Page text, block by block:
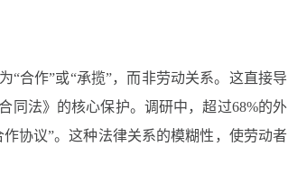
合作”或“承揽”，而非劳动关系。这直接导
同法》的核心保护。调研中，超过68%的外
协议”。这种法律关系的模糊性，使劳动者